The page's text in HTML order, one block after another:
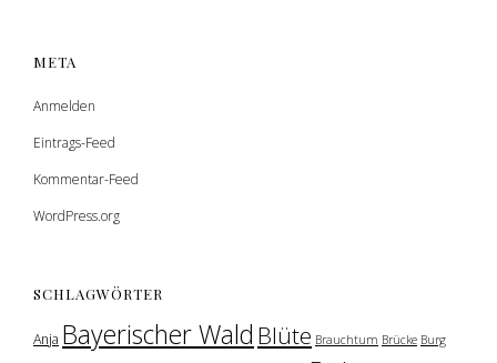
META
Anmelden
Eintrags-Feed
Kommentar-Feed
WordPress.org
SCHLAGWÖRTER
Anja Bayerischer Wald Blüte Brauchtum Brücke Burg